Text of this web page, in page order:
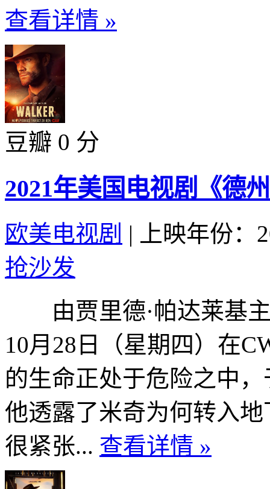
查看详情 »
豆瓣 0 分
2021年美国电视剧《德
欧美电视剧 |
上映年份：
抢沙发
由贾里德·帕达莱基主
10月28日（星期四）在
的生命正处于危险之中
他透露了米奇为何转入
很紧张... 查看详情 »